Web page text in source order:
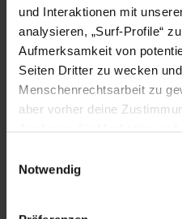
und Interaktionen mit
analysieren, „Surf-Profile“
Aufmerksamkeit von
Seiten Dritter zu wecken
Menschenrechtsarbeit zu
aber vorher deine
Analysen, für Marketing
wieder ändern. Diesen
Notwendig
Weitere Informationen
Länder
Deutschland
Teile diesen Beitrag